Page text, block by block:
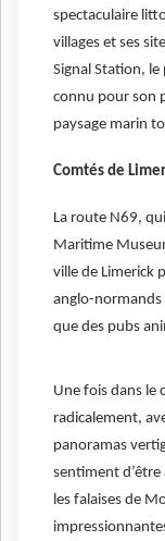
spectaculaire
villages et ses
Signal Station,
connu pour son
paysage marin
Comtés de
La route N69,
Maritime
ville de Limerick
anglo-normands
que des pubs
Une fois dans le
radicalement,
panoramas
sentiment
les falaises de